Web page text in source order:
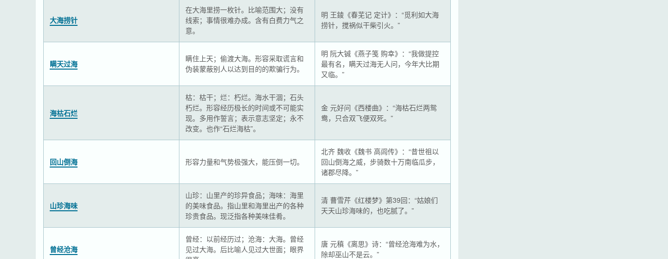
大海捞针
在大海里捞一枚针。比喻范围大；没有
线索；事情很难办成。含有白费力气之
意。
明 王錂《春芜记 定计》：“觅利如大海
捞针，搅祸似干柴引火。”
瞒天过海
瞒住上天；偷渡大海。形容采取谎言和
伪装蒙蔽别人以达到目的的欺骗行为。
明 阮大铖《燕子笺 购幸》：“我做提控
最有名，瞒天过海无人问，今年大比期
又临。”
海枯石烂
枯：枯干；烂：朽烂。海水干涸；石头
朽烂。形容经历极长的时间或不可能实
现。多用作誓言；表示意志坚定；永不
改变。也作“石烂海枯”。
金 元好问《西楼曲》：“海枯石烂两鸳
鸯，只合双飞便双死。”
回山倒海 形容力量和气势极强大，能压倒一切。
北齐 魏收《魏书 高闾传》：“昔世祖以
回山倒海之威，步骑数十万南临瓜步，
诸郡尽降。”
山珍海味
山珍：山里产的珍异食品；海味：海里
的美味食品。指山里和海里出产的各种
珍贵食品。现泛指各种美味佳肴。
清 曹雪芹《红楼梦》第39回：“姑娘们
天天山珍海味的，也吃腻了。”
曾经沧海
曾经：以前经历过；沧海：大海。曾经
见过大海。后比喻人见过大世面；眼界
唐 元稹《离思》诗：“曾经沧海难为水，
除却巫山不是云。”